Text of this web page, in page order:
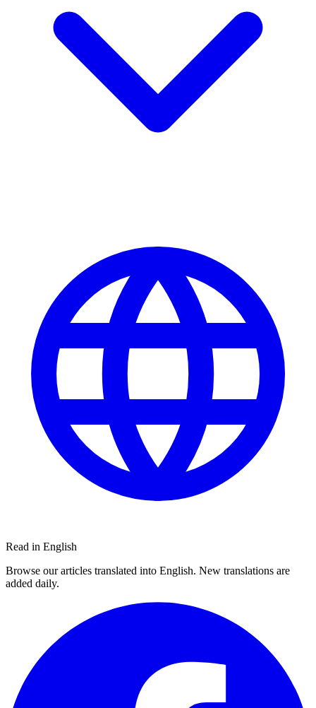
Read in English
Browse our articles translated into English. New translations are
added daily.